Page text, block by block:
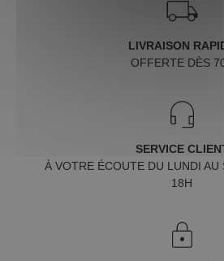
LIVRAISON
OFFERTE DÈS
SERVICE
À VOTRE ÉCOUTE DU LUNDI AU
18H